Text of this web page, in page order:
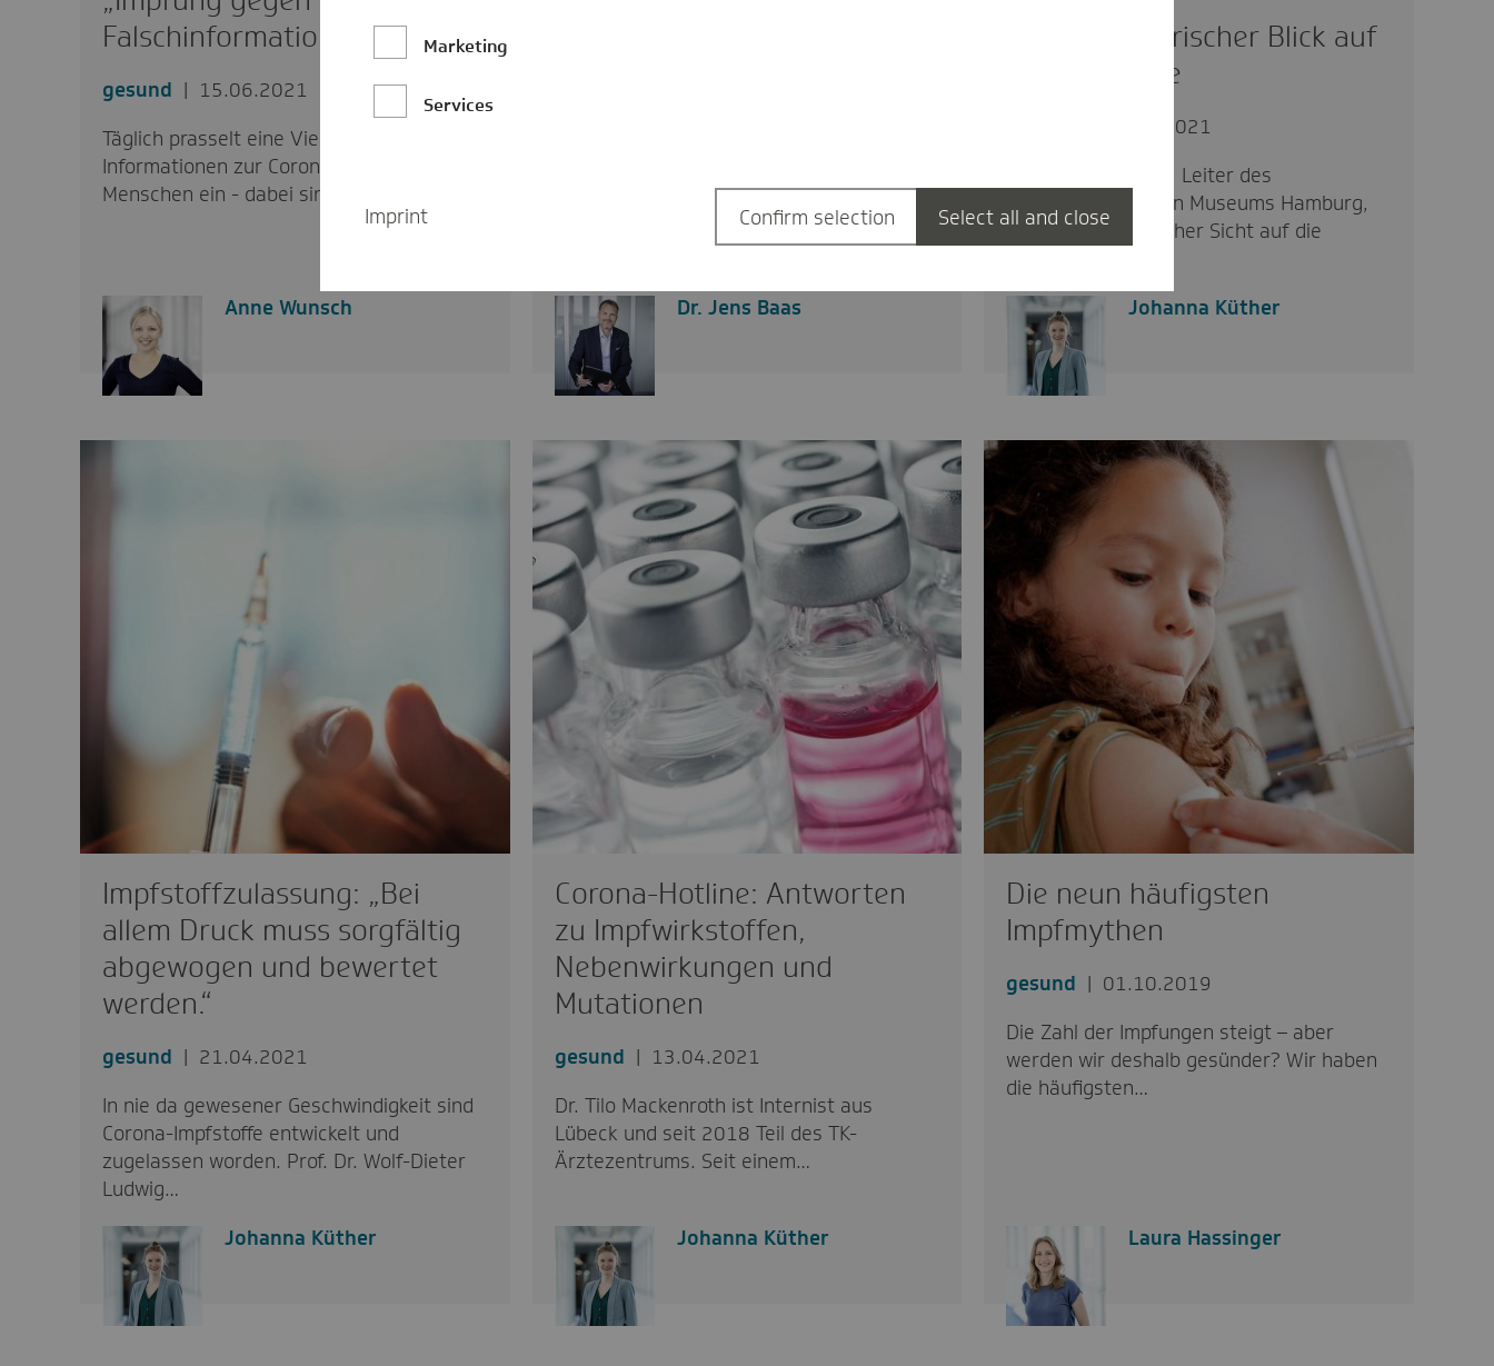
Falschinformationen“
gesund
15.06.2021
Täglich prasselt eine Vielzahl von
Informationen zur Coronaimpfung auf die
Menschen ein - dabei sind…
Anne Wunsch
erwartet, von anderen…
Dr. Jens Baas
medizinhistorischer Blick auf
die Pandemie
26.04.2021
Prof. Philipp Osten, Leiter des
Medizinhistorischen Museums Hamburg,
blickt aus historischer Sicht auf die
Johanna Küther
Impfstoffzulassung: „Bei
allem Druck muss sorgfältig
abgewogen und bewertet
werden.“
gesund
21.04.2021
In nie da gewesener Geschwindigkeit sind
Corona-Impfstoffe entwickelt und
zugelassen worden. Prof. Dr. Wolf-Dieter
Ludwig…
Johanna Küther
Corona-Hotline: Antworten
zu Impfwirkstoffen,
Nebenwirkungen und
Mutationen
gesund
13.04.2021
Dr. Tilo Mackenroth ist Internist aus
Lübeck und seit 2018 Teil des TK-
Ärztezentrums. Seit einem…
Johanna Küther
Die neun häufigsten
Impfmythen
gesund
01.10.2019
Die Zahl der Impfungen steigt – aber
werden wir deshalb gesünder? Wir haben
die häufigsten…
Laura Hassinger
Marketing
Services
Imprint Confirm selection Select all and close